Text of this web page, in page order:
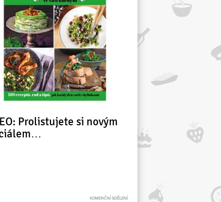
Prolistujete si novým